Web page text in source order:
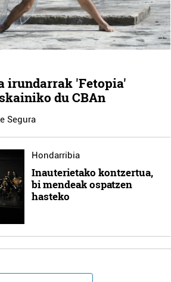
irundarrak 'Fetopia'
du CBAn
Segura
Hondarribia
Inauterietako kontzertua,
bi mendeak ospatzen
hasteko